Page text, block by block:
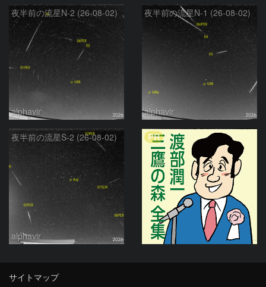
夜半前の流星N-2 (26-08-02)
alphavir
夜半前の流星N-1 (26-08-02)
alphavir
夜半前の流星S-2 (26-08-02)
alphavir
PR
サイトマップ